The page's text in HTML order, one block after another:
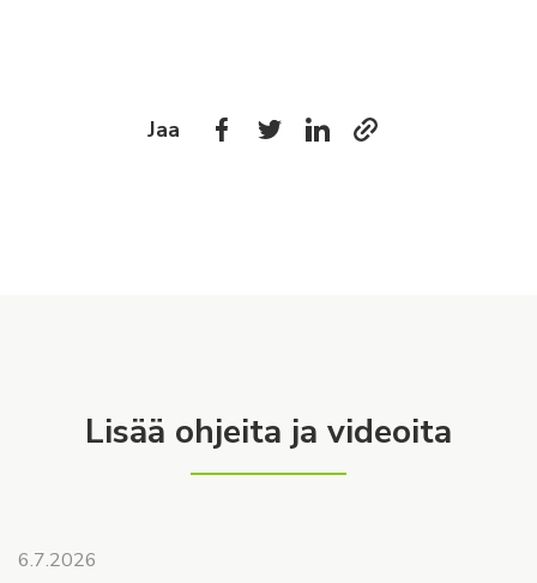
Jaa
Lisää ohjeita ja videoita
6.7.2026